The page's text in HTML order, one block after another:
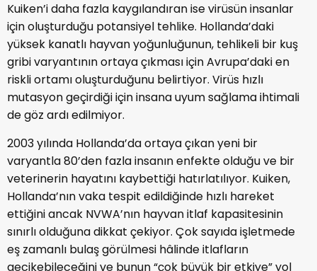
Kuiken’i daha fazla kaygılandıran ise virüsün insanlar
için oluşturduğu potansiyel tehlike. Hollanda’daki
yüksek kanatlı hayvan yoğunluğunun, tehlikeli bir kuş
gribi varyantının ortaya çıkması için Avrupa’daki en
riskli ortamı oluşturduğunu belirtiyor. Virüs hızlı
mutasyon geçirdiği için insana uyum sağlama ihtimali
de göz ardı edilmiyor.
2003 yılında Hollanda’da ortaya çıkan yeni bir
varyantla 80’den fazla insanın enfekte olduğu ve bir
veterinerin hayatını kaybettiği hatırlatılıyor. Kuiken,
Hollanda’nın vaka tespit edildiğinde hızlı hareket
ettiğini ancak NVWA’nın hayvan itlaf kapasitesinin
sınırlı olduğuna dikkat çekiyor. Çok sayıda işletmede
eş zamanlı bulaş görülmesi hâlinde itlafların
gecikebileceğini ve bunun “çok büyük bir etkiye” yol